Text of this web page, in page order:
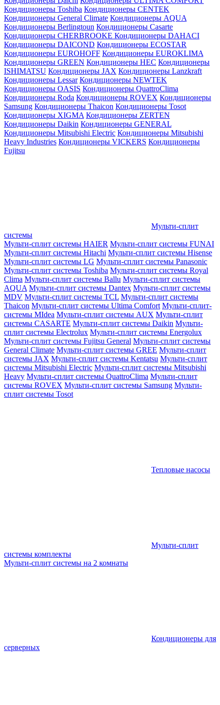
Кондиционеры Toshiba Кондиционеры CENTEK
Кондиционеры General Climate Кондиционеры AQUA
Кондиционеры Berlingtoun Кондиционеры Casarte
Кондиционеры CHERBROOKE Кондиционеры DAHACI
Кондиционеры DAICOND Кондиционеры ECOSTAR
Кондиционеры EUROHOFF Кондиционеры EUROKLIMA
Кондиционеры GREEN Кондиционеры HEC Кондиционеры
ISHIMATSU Кондиционеры JAX Кондиционеры Lanzkraft
Кондиционеры Lessar Кондиционеры NEWTEK
Кондиционеры OASIS Кондиционеры QuattroClima
Кондиционеры Roda Кондиционеры ROVEX Кондиционеры
Samsung Кондиционеры Thaicon Кондиционеры Tosot
Кондиционеры XIGMA Кондиционеры ZERTEN
Кондиционеры Daikin Кондиционеры GENERAL
Кондиционеры Mitsubishi Electric Кондиционеры Mitsubishi
Heavy Industries Кондиционеры VICKERS Кондиционеры
Fujitsu
Мульти-сплит
системы
Мульти-сплит системы HAIER Мульти-сплит системы FUNAI
Мульти-сплит системы Hitachi Мульти-сплит системы Hisense
Мульти-сплит системы LG Мульти-сплит системы Panasonic
Мульти-сплит системы Toshiba Мульти-сплит системы Royal
Clima Мульти-сплит системы Ballu Мульти-сплит системы
AQUA Мульти-сплит системы Dantex Мульти-сплит системы
MDV Мульти-сплит системы TCL Мульти-сплит системы
Thaicon Мульти-сплит системы Ultima Comfort Мульти-сплит-
системы MIdea Мульти-сплит системы AUX Мульти-сплит
системы CASARTE Мульти-сплит системы Daikin Мульти-
сплит системы Electrolux Мульти-сплит системы Energolux
Мульти-сплит системы Fujitsu General Мульти-сплит системы
General Climate Мульти-сплит системы GREE Мульти-сплит
системы JAX Мульти-сплит системы Kentatsu Мульти-сплит
системы Mitsubishi Electric Мульти-сплит системы Mitsubishi
Heavy Мульти-сплит системы QuattroClima Мульти-сплит
системы ROVEX Мульти-сплит системы Samsung Мульти-
сплит системы Tosot
Тепловые насосы
Мульти-сплит
системы комплекты
Мульти-сплит системы на 2 комнаты
Кондиционеры для
серверных